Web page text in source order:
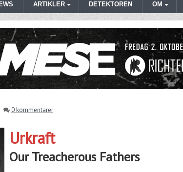
ARTIKLER DETEKTOREN OM
0 kommentarer
Urkraft
Our Treacherous Fathers